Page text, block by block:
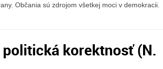
Občania sú zdrojom všetkej moci v demokracii.
korektnosť (N.